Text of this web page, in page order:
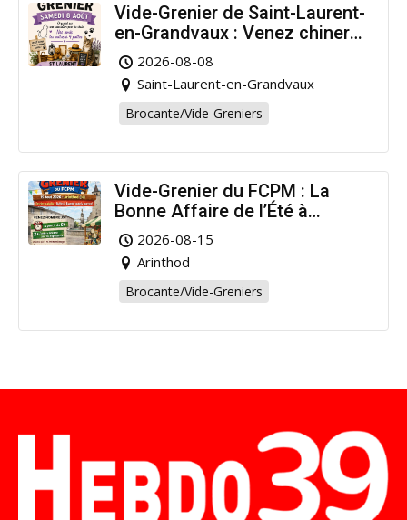
Vide-Grenier de Saint-Laurent-
en-Grandvaux : Venez chiner
pour la bonne cause !
2026-08-08
Saint-Laurent-en-Grandvaux
Brocante/Vide-Greniers
Vide-Grenier du FCPM : La
Bonne Affaire de l’Été à
Arinthod !
2026-08-15
Arinthod
Brocante/Vide-Greniers